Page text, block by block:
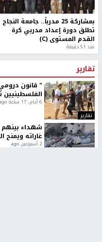
بمشاركة 25 مدرباً.. جامعة النجاح
تطلق دورة إعداد مدربي كرة
القدم المستوى (C)
منذ 51 دقيقة
تقارير
تقارير
" قانون
الفلسطينيين
6 أيام، 17 ساعة ago
شهداء بينهم
غاراته ويمنح
2 أسبوعين ago